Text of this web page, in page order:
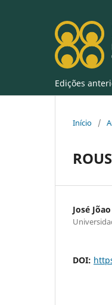
Edições
Início /
José
DOI: